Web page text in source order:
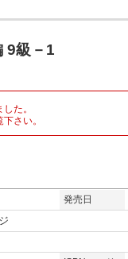
9級－1
た。
さい。
発売日